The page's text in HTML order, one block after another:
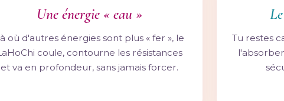
Une énergie « eau »
où d'autres énergies sont plus « fer », le
coule, contourne les résistances
et va en profondeur, sans jamais forcer.
Tu restes